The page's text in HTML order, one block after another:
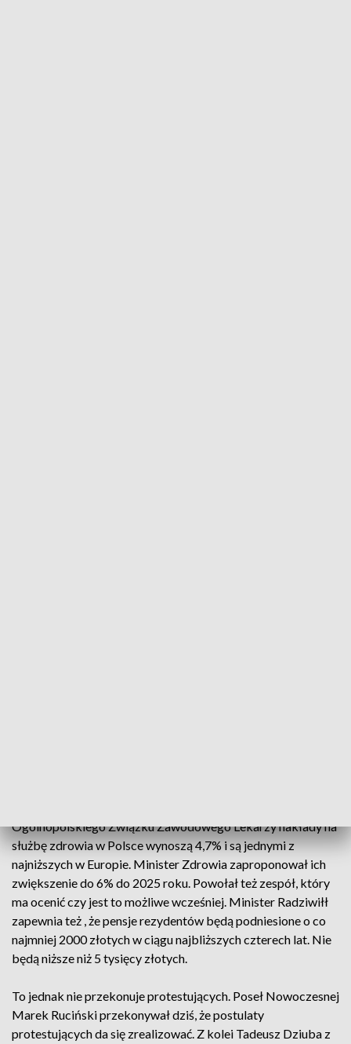
Ogólnopolskiego Związku Zawodowego Lekarzy nakłady na
służbę zdrowia w Polsce wynoszą 4,7% i są jednymi z
najniższych w Europie. Minister Zdrowia zaproponował ich
zwiększenie do 6% do 2025 roku. Powołał też zespół, który
ma ocenić czy jest to możliwe wcześniej. Minister Radziwiłł
zapewnia też , że pensje rezydentów będą podniesione o co
najmniej 2000 złotych w ciągu najbliższych czterech lat. Nie
będą niższe niż 5 tysięcy złotych.
To jednak nie przekonuje protestujących. Poseł Nowoczesnej
Marek Ruciński przekonywał dziś, że postulaty
protestujących da się zrealizować. Z kolei Tadeusz Dziuba z